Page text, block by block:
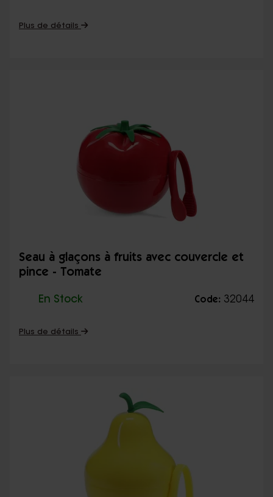
Plus de détails
Seau à glaçons à fruits avec couvercle et
pince - Tomate
En Stock Code: 32044
Plus de détails